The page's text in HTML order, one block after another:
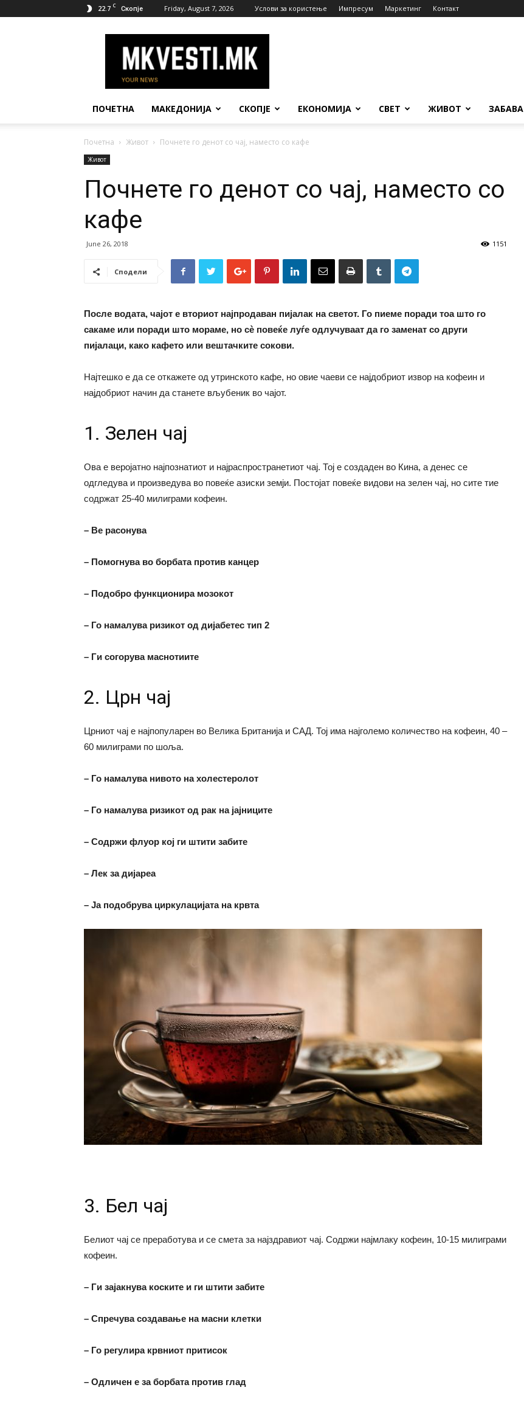
22.7 C Скопје Friday, August 7, 2026 Услови за користење Импресум Маркетинг Контакт
Вести
ПОЧЕТНА МАКЕДОНИЈА СКОПЈЕ ЕКОНОМИЈА СВЕТ ЖИВОТ ЗАБАВА
Почетна Живот Почнете го денот со чај, наместо со кафе
Живот
Почнете го денот со чај, наместо со
кафе
June 26, 2018 1151
Сподели
После водата, чајот е вториот најпродаван пијалак на светот. Го пиеме поради тоа што го
сакаме или поради што мораме, но сè повеќе луѓе одлучуваат да го заменат со други
пијалаци, како кафето или вештачките сокови.
Најтешко е да се откажете од утринското кафе, но овие чаеви се најдобриот извор на кофеин и
најдобриот начин да станете вљубеник во чајот.
1. Зелен чај
Ова е веројатно најпознатиот и најраспространетиот чај. Тој е создаден во Кина, а денес се
одгледува и произведува во повеќе азиски земји. Постојат повеќе видови на зелен чај, но сите тие
содржат 25-40 милиграми кофеин.
– Ве расонува
– Помогнува во борбата против канцер
– Подобро функционира мозокот
– Го намалува ризикот од дијабетес тип 2
– Ги согорува маснотиите
2. Црн чај
Црниот чај е најпопуларен во Велика Британија и САД. Тој има најголемо количество на кофеин, 40 –
60 милиграми по шоља.
– Го намалува нивото на холестеролот
– Го намалува ризикот од рак на јајниците
– Содржи флуор кој ги штити забите
– Лек за дијареа
– Ја подобрува циркулацијата на крвта
3. Бел чај
Белиот чај се преработува и се смета за најздравиот чај. Содржи најмлаку кофеин, 10-15 милиграми
кофеин.
– Ги зајакнува коските и ги штити забите
– Спречува создавање на масни клетки
– Го регулира крвниот притисок
– Одличен е за борбата против глад